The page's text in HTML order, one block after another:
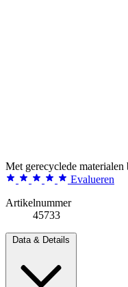
Met gerecyclede materialen
Evalueren
Artikelnummer
45733
Data & Details